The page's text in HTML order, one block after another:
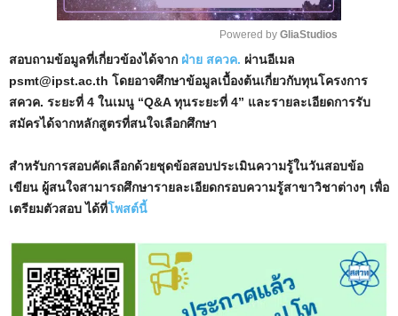
u
t
Powered by GliaStudios
สอบถามข้อมูลที่เกี่ยวข้องได้จาก ฝ่าย สควค. ผ่านอีเมล
psmt@ipst.ac.th โดยอาจศึกษาข้อมูลเบื้องต้นเกี่ยวกับทุนโครงการ
สควค. ระยะที่ 4 ในเมนู “Q&A ทุนระยะที่ 4” และรายละเอียดการรับ
สมัครได้จากหลักสูตรที่สนใจเลือกศึกษา
สำหรับการสอบคัดเลือกด้วยชุดข้อสอบประเมินความรู้ในวันสอบข้อ
เขียน ผู้สนใจสามารถศึกษารายละเอียดกรอบความรู้สาขาวิชาต่างๆ เพื่อ
เตรียมตัวสอบ ได้ที่โพสต์นี้